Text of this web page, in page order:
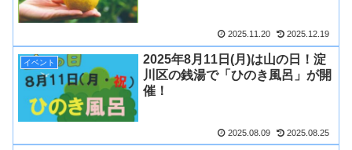
2025.11.20 2025.12.19
イベント
2025年8月11日(月)は山の日！淀
川区の銭湯で「ひのき風呂」が開
催！
2025.08.09 2025.08.25